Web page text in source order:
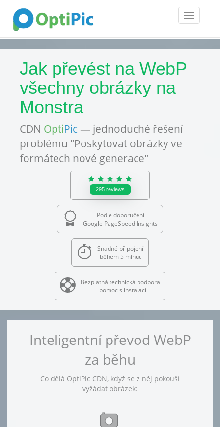
Toggle
Jak převést na WebP
všechny obrázky na
Monstra
CDN OptiPic — jednoduché řešení
problému "Poskytovat obrázky ve
formátech nové generace"
295 reviews
Podle doporučení
Google PageSpeed Insights
Snadné připojení
během 5 minut
Bezplatná technická podpora
+ pomoc s instalací
Inteligentní převod WebP
za běhu
Co dělá OptiPic CDN, když se z něj pokouší
vyžádat obrázek: